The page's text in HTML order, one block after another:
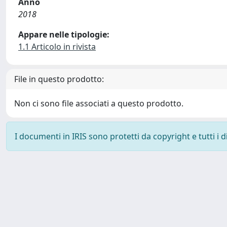
2018
Appare nelle tipologie:
1.1 Articolo in rivista
File in questo prodotto:
Non ci sono file associati a questo prodotto.
I documenti in IRIS sono protetti da copyright e tutti i